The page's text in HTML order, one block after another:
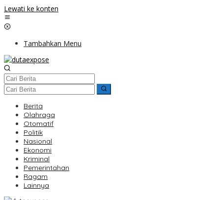
Lewati ke konten
Tambahkan Menu
Berita
Olahraga
Otomatif
Politik
Nasional
Ekonomi
Kriminal
Pemerintahan
Ragam
Lainnya